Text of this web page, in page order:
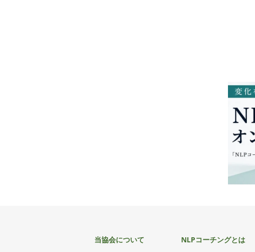
当協会について NLPコーチングとは